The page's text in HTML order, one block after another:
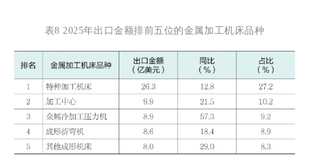
表8 2025年出口金额排前五位的金属加工机床品种